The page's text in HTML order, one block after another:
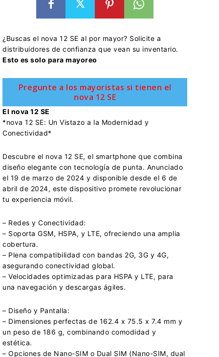
¿Buscas el nova 12 SE al por mayor? Solicite a
distribuidores de confianza que vean su inventario.
Esto es solo para mayoreo
Pregunte a los mayoristas si tienen el
nova 12 SE
El nova 12 SE
*nova 12 SE: Un Vistazo a la Modernidad y
Conectividad*
Descubre el nova 12 SE, el smartphone que combina
diseño elegante con tecnología de punta. Anunciado
el 19 de marzo de 2024 y disponible desde el 6 de
abril de 2024, este dispositivo promete revolucionar
tu experiencia móvil.
– Redes y Conectividad:
– Soporta GSM, HSPA, y LTE, ofreciendo una amplia
cobertura.
– Plena compatibilidad con bandas 2G, 3G y 4G,
asegurando conectividad global.
– Velocidades optimizadas para HSPA y LTE, para
una navegación y descargas ágiles.
– Diseño y Pantalla:
– Dimensiones perfectas de 162.4 x 75.5 x 7.4 mm y
un peso de 186 g, combinando comodidad y
estética.
– Opciones de Nano-SIM o Dual SIM (Nano-SIM, dual